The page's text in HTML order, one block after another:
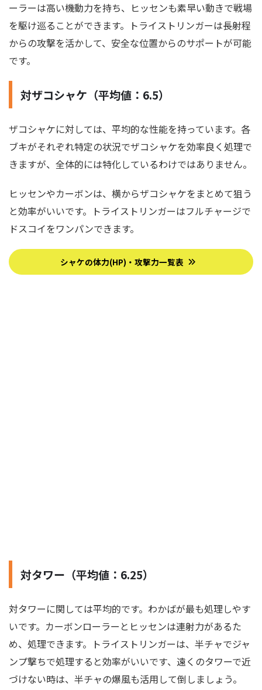
ーラーは高い機動力を持ち、ヒッセンも素早い動きで戦場
を駆け巡ることができます。トライストリンガーは長射程
からの攻撃を活かして、安全な位置からのサポートが可能
です。
対ザコシャケ（平均値：6.5）
ザコシャケに対しては、平均的な性能を持っています。各
ブキがそれぞれ特定の状況でザコシャケを効率良く処理で
きますが、全体的には特化しているわけではありません。
ヒッセンやカーボンは、横からザコシャケをまとめて狙う
と効率がいいです。トライストリンガーはフルチャージで
ドスコイをワンパンできます。
シャケの体力(HP)・攻撃力一覧表
対タワー（平均値：6.25）
対タワーに関しては平均的です。わかばが最も処理しやす
いです。カーボンローラーとヒッセンは連射力があるた
め、処理できます。トライストリンガーは、半チャでジャ
ンプ撃ちで処理すると効率がいいです、遠くのタワーで近
づけない時は、半チャの爆風も活用して倒しましょう。